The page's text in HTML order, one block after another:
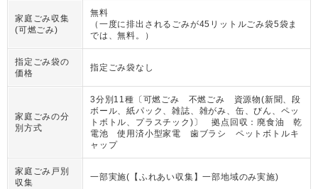
家庭ごみ収集
(可燃ごみ)
無料
（ 一度に排出されるごみが45リットルごみ袋5袋ま
では、無料。
）
指定ごみ袋の
価格
指定ごみ袋なし
家庭ごみの分
別方式
3分別11種〔可燃ごみ 不燃ごみ 資源物(新聞、段
ボール、紙パック、雑誌、雑がみ、缶、びん、ペッ
トボトル、プラスチック)〕 拠点回収：廃食油 乾
電池 使用済小型家電 歯ブラシ ペットボトルキ
ャップ
家庭ごみ戸別
収集
一部実施(【ふれあい収集】一部地域のみ実施)